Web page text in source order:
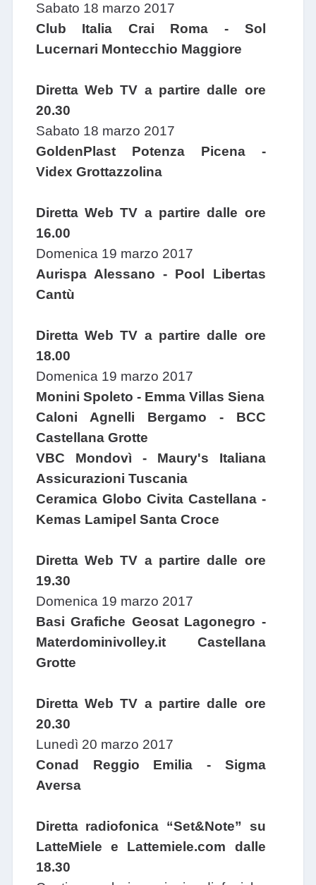
Sabato 18 marzo 2017
Club Italia Crai Roma - Sol
Lucernari Montecchio Maggiore
Diretta Web TV a partire dalle ore
20.30
Sabato 18 marzo 2017
GoldenPlast Potenza Picena -
Videx Grottazzolina
Diretta Web TV a partire dalle ore
16.00
Domenica 19 marzo 2017
Aurispa Alessano - Pool Libertas
Cantù
Diretta Web TV a partire dalle ore
18.00
Domenica 19 marzo 2017
Monini Spoleto - Emma Villas Siena
Caloni Agnelli Bergamo - BCC
Castellana Grotte
VBC Mondovì - Maury's Italiana
Assicurazioni Tuscania
Ceramica Globo Civita Castellana -
Kemas Lamipel Santa Croce
Diretta Web TV a partire dalle ore
19.30
Domenica 19 marzo 2017
Basi Grafiche Geosat Lagonegro -
Materdominivolley.it Castellana
Grotte
Diretta Web TV a partire dalle ore
20.30
Lunedì 20 marzo 2017
Conad Reggio Emilia - Sigma
Aversa
Diretta radiofonica “Set&Note” su
LatteMiele e Lattemiele.com dalle
18.30